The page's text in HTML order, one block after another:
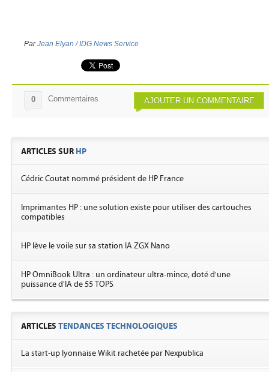
ParJean Elyan / IDG News Service
AJOUTER UN COMMENTAIRE
0 Commentaires
ARTICLES SUR HP
Cédric Coutat nommé président de HP France
Imprimantes HP : une solution existe pour utiliser des cartouches
compatibles
HP lève le voile sur sa station IA ZGX Nano
HP OmniBook Ultra : un ordinateur ultra-mince, doté d'une
puissance d'IA de 55 TOPS
ARTICLES TENDANCES TECHNOLOGIQUES
La start-up lyonnaise Wikit rachetée par Nexpublica